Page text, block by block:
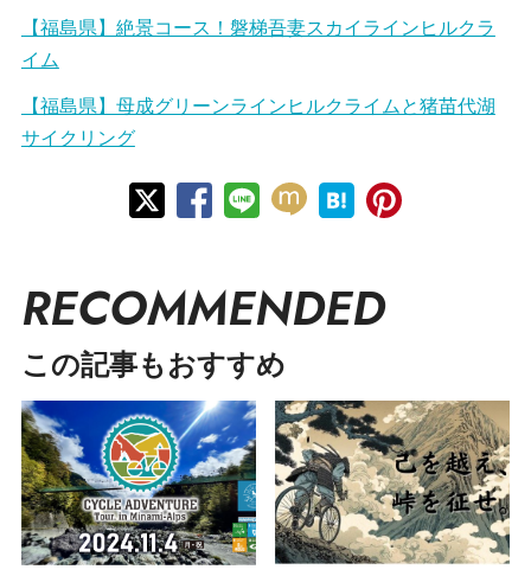
【福島県】絶景コース！磐梯吾妻スカイラインヒルクラ
イム
【福島県】母成グリーンラインヒルクライムと猪苗代湖
サイクリング
RECOMMENDED
この記事もおすすめ